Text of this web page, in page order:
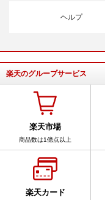
ヘルプ
楽天のグループサービス
楽天市場
商品数は1億点以上
楽天カード